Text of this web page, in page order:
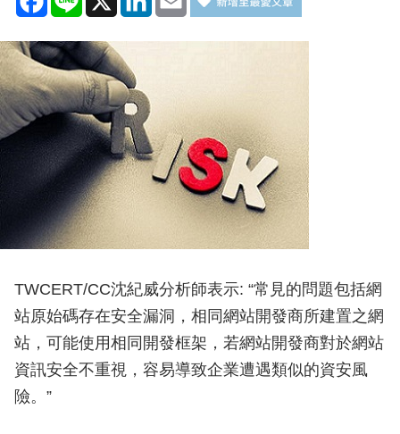
TWCERT/CC沈紀威分析師表示: “常見的問題包括網
站原始碼存在安全漏洞，相同網站開發商所建置之網
站，可能使用相同開發框架，若網站開發商對於網站
資訊安全不重視，容易導致企業遭遇類似的資安風
險。”